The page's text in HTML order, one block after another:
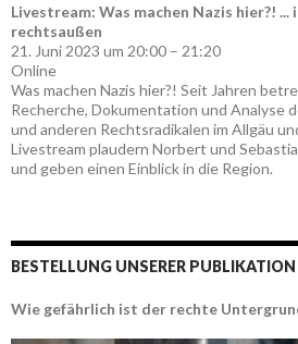
Livestream: Was machen Nazis hier?! ...
rechtsaußen
21. Juni 2023 um 20:00 – 21:20
Online
Was machen Nazis hier?! Seit Jahren
Recherche, Dokumentation und Analyse
und anderen Rechtsradikalen im Allgäu
Livestream plaudern Norbert und
und geben einen Einblick in die Region.
BESTELLUNG UNSERER PUBLIKATION
Wie gefährlich ist der rechte